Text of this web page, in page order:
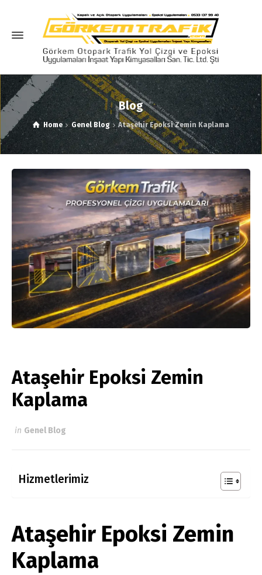
Blog
Home Genel Blog Ataşehir Epoksi Zemin Kaplama
Ataşehir Epoksi Zemin
Kaplama
in Genel Blog
Hizmetlerimiz
Ataşehir Epoksi Zemin
Kaplama